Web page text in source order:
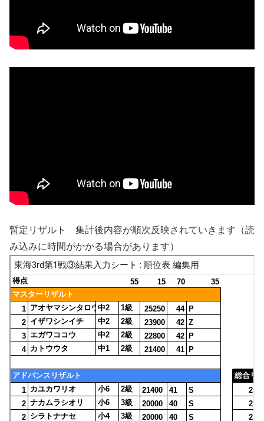
暫定リザルト 集計後内容が順次反映されていきます（読
み込みに時間がかかる場合があります）